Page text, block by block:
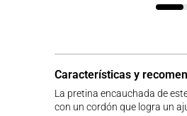
Características y
La pretina encauchada de
con un cordón que logra un